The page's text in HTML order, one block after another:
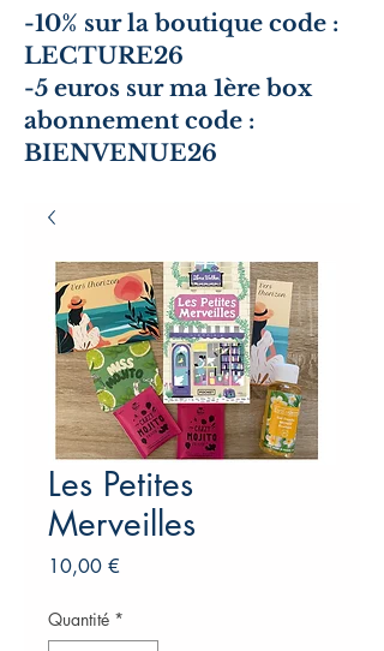
-10% sur la boutique code :
LECTURE26
-5 euros sur ma 1ère box
abonnement code :
BIENVENUE26
Les Petites
Merveilles
10,00 €
Quantité *